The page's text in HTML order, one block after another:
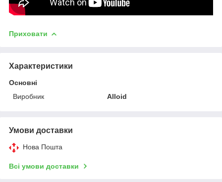
Приховати
Характеристики
Основні
Виробник
Alloid
Умови доставки
Нова Пошта
Всі умови доставки